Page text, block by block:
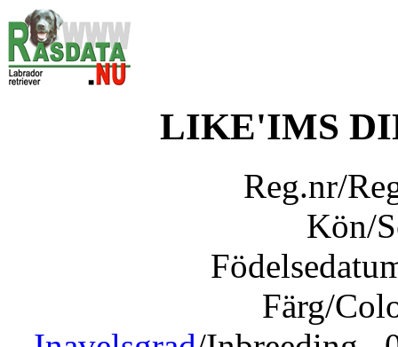
LIKE'IMS
Reg.nr/
Kön/
Färg/